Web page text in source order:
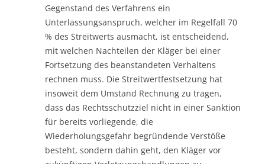
Gegenstand des Verfahrens ein
Unterlassungsanspruch, welcher im Regelfall 70
% des Streitwerts ausmacht, ist entscheidend,
mit welchen Nachteilen der Kläger bei einer
Fortsetzung des beanstandeten Verhaltens
rechnen muss. Die Streitwertfestsetzung hat
insoweit dem Umstand Rechnung zu tragen,
dass das Rechtsschutzziel nicht in einer Sanktion
für bereits vorliegende, die
Wiederholungsgefahr begründende Verstöße
besteht, sondern dahin geht, den Kläger vor